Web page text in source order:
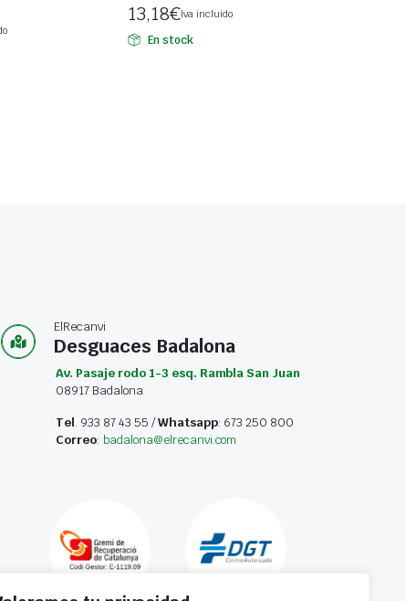
13,18€Iva incluido
En stock
ElRecanvi
Desguaces Badalona
Av. Pasaje rodo 1-3 esq. Rambla San Juan
08917 Badalona
Tel. 933 87 43 55 /Whatsapp: 673 250 800
Correo: badalona@elrecanvi.com